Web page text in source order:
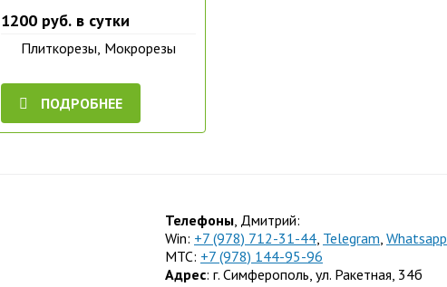
1200 руб. в сутки
Плиткорезы, Мокрорезы
ПОДРОБНЕЕ
Телефоны, Дмитрий:
Win: +7 (978) 712-31-44, Telegram, Whatsapp
МТС: +7 (978) 144-95-96
Адрес: г. Симферополь, ул. Ракетная, 34б